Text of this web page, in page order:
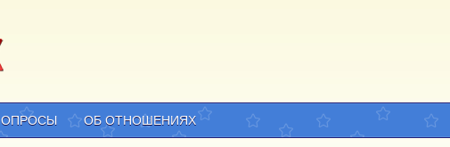
ОПРОСЫ ОБ ОТНОШЕНИЯХ